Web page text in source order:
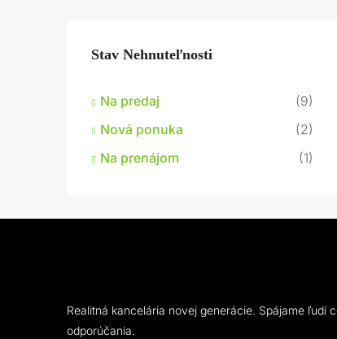
Stav Nehnuteľnosti
Na predaj
(9)
Nová ponuka
(2)
Na prenájom
(1)
Realitná kancelária novej generácie. Spájame ľudí
odporúčania.